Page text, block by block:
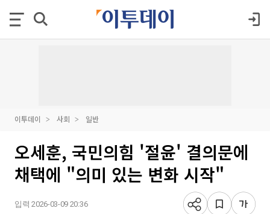
이투데이 사회 일반
오세훈, 국민의힘 '절윤' 결의문에
채택에 "의미 있는 변화 시작"
입력 2026-03-09 20:36